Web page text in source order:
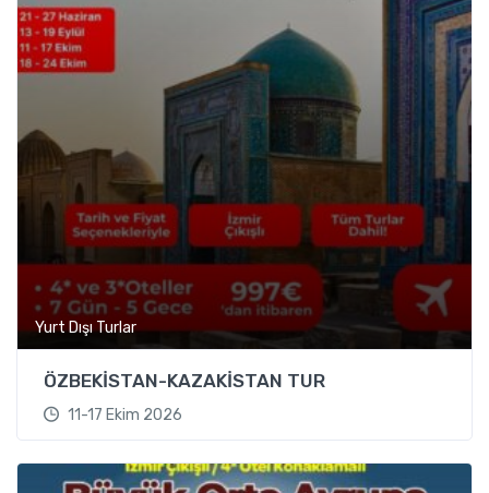
Yurt Dışı Turlar
ÖZBEKİSTAN-KAZAKİSTAN TUR
11-17 Ekim 2026